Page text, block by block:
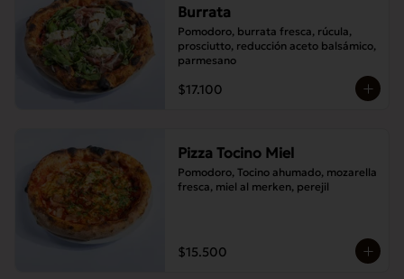
Burrata
Pomodoro, burrata fresca, rúcula,
prosciutto, reducción aceto balsámico,
parmesano
$17.100
Pizza Tocino Miel
Pomodoro, Tocino ahumado, mozarella
fresca, miel al merken, perejil
$15.500